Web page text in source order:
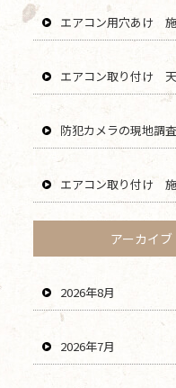
アーカイブ
2026年8月
2026年7月